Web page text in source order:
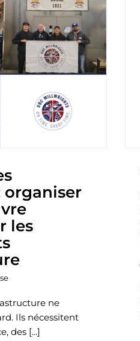
organiser
les
ne
Ils nécessitent
des [...]